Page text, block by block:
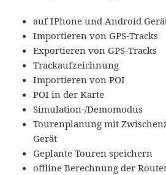
auf IPhone und Android
Importieren von GPS-Tracks
Exportieren von GPS-Tracks
Trackaufzeichnung
Importieren von POI
POI in der Karte
Simulation-/Demomodus
Tourenplanung mit
Gerät
Geplante Touren speichern
offline Berechnung der